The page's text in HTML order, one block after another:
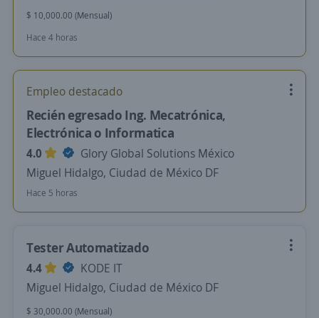
$ 10,000.00 (Mensual)
Hace 4 horas
Empleo destacado
Recién egresado Ing. Mecatrónica,
Electrónica o Informatica
4.0
Glory Global Solutions México
Miguel Hidalgo, Ciudad de México DF
Hace 5 horas
Tester Automatizado
4.4
KODE IT
Miguel Hidalgo, Ciudad de México DF
$ 30,000.00 (Mensual)